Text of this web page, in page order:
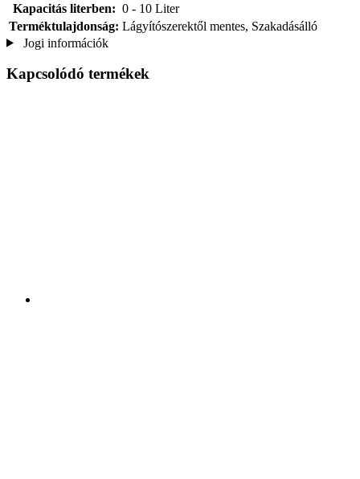
Kapacitás literben: 0 - 10 Liter
Terméktulajdonság: Lágyítószerektől mentes, Szakadásálló
Jogi információk
Kapcsolódó termékek